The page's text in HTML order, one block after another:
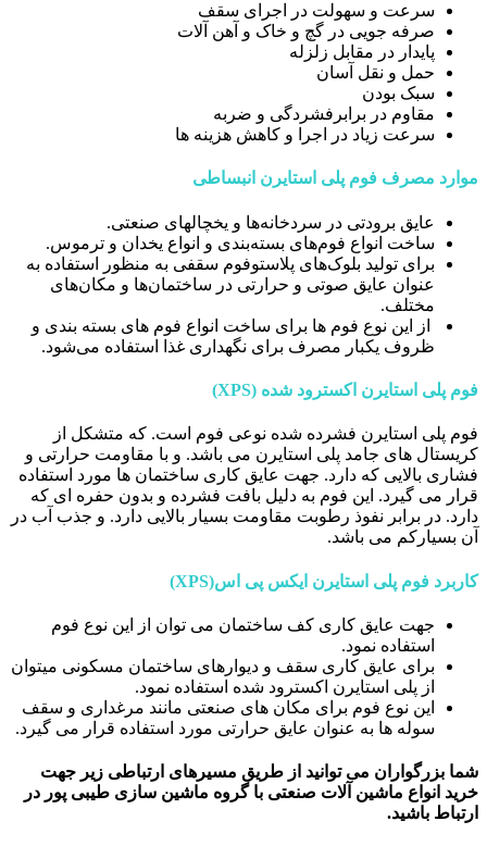
سرعت و سهولت در اجرای سقف
صرفه جویی در گچ و خاک و آهن آلات
پایدار در مقابل زلزله
حمل و نقل آسان
سبک بودن
مقاوم در برابرفشردگی و ضربه
سرعت زیاد در اجرا و کاهش هزینه ها
موارد مصرف فوم پلی استایرن انبساطی
عایق برودتی در سردخانه‌ها و یخچالهای صنعتی.
ساخت انواع فوم‌های بسته‌بندی و انواع یخدان و ترموس.
برای تولید بلوک‌های پلاستوفوم سقفی به منظور استفاده به
عنوان عایق صوتی و حرارتی در ساختمان‌ها و مکان‌های
مختلف.
از این نوع فوم ها برای ساخت انواع فوم های بسته بندی و
ظروف یکبار مصرف برای نگهداری غذا استفاده می‌شود.
فوم پلی استایرن اکسترود شده (XPS)
فوم پلی استایرن فشرده شده نوعی فوم است. که متشکل از
کریستال های جامد پلی استایرن می باشد. و با مقاومت حرارتی و
فشاری بالایی که دارد. جهت عایق کاری ساختمان ها مورد استفاده
قرار می گیرد. این فوم به دلیل بافت فشرده و بدون حفره ای که
دارد. در برابر نفوذ رطوبت مقاومت بسیار بالایی دارد. و جذب آب در
آن بسیارکم می باشد.
کاربرد فوم پلی استایرن ایکس پی اس(XPS)
جهت عایق کاری کف ساختمان می توان از این نوع فوم
استفاده نمود.
برای عایق کاری سقف و دیوارهای ساختمان مسکونی میتوان
از پلی استایرن اکسترود شده استفاده نمود.
این نوع فوم برای مکان های صنعتی مانند مرغداری و سقف
سوله ها به عنوان عایق حرارتی مورد استفاده قرار می گیرد.
شما بزرگواران می توانید از طریق مسیرهای ارتباطی زیر جهت
خرید انواع ماشین آلات صنعتی با گروه ماشین سازی طیبی پور در
ارتباط باشید.